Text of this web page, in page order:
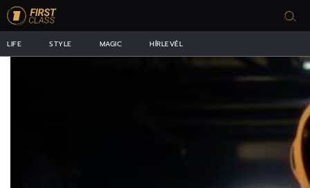
LIFE STYLE MAGIC HÍRLEVÉL